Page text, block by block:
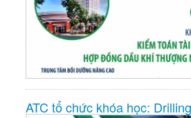
ATC tổ chức khóa học: